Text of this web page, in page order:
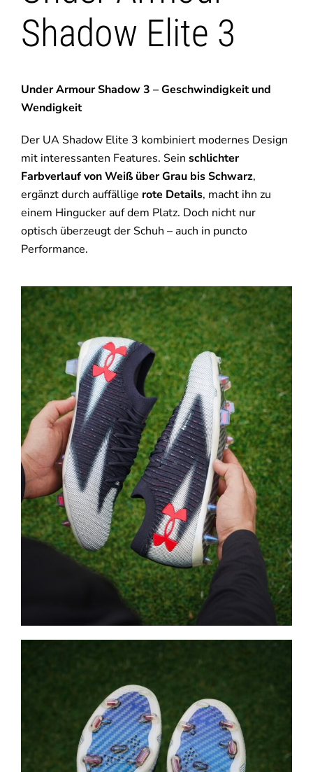
Shadow Elite 3
Under Armour Shadow 3 – Geschwindigkeit und
Wendigkeit
Der UA Shadow Elite 3 kombiniert modernes Design
mit interessanten Features. Sein schlichter
Farbverlauf von Weiß über Grau bis Schwarz,
ergänzt durch auffällige rote Details, macht ihn zu
einem Hingucker auf dem Platz. Doch nicht nur
optisch überzeugt der Schuh – auch in puncto
Performance.